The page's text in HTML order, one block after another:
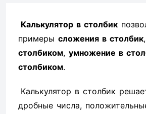
Калькулятор в столбик
примеры сложения в столбик,
столбиком, умножение в
столбиком.
Калькулятор в столбик
дробные числа,